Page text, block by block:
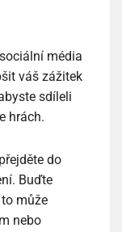
média
váš zážitek
sdíleli
hrách.
do
Buďte
může
nebo